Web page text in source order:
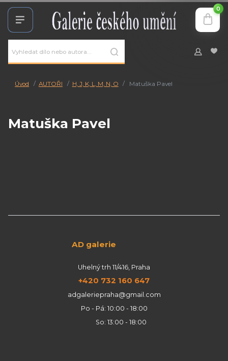
0
Úvod AUTOŘI H, J, K, L, M, N, O Matuška Pavel
Matuška Pavel
AD galerie
Uhelný trh 11/416, Praha
+420 732 160 647
adgaleriepraha@gmail.com
Po - Pá: 10:00 - 18:00
So: 13:00 - 18:00